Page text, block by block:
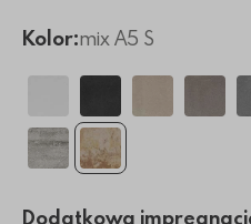
Kolor:mix A5 S
Dodatkowa